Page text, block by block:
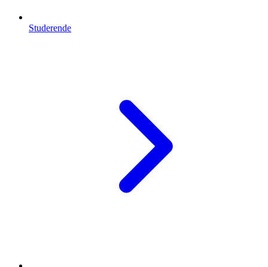
Studerende